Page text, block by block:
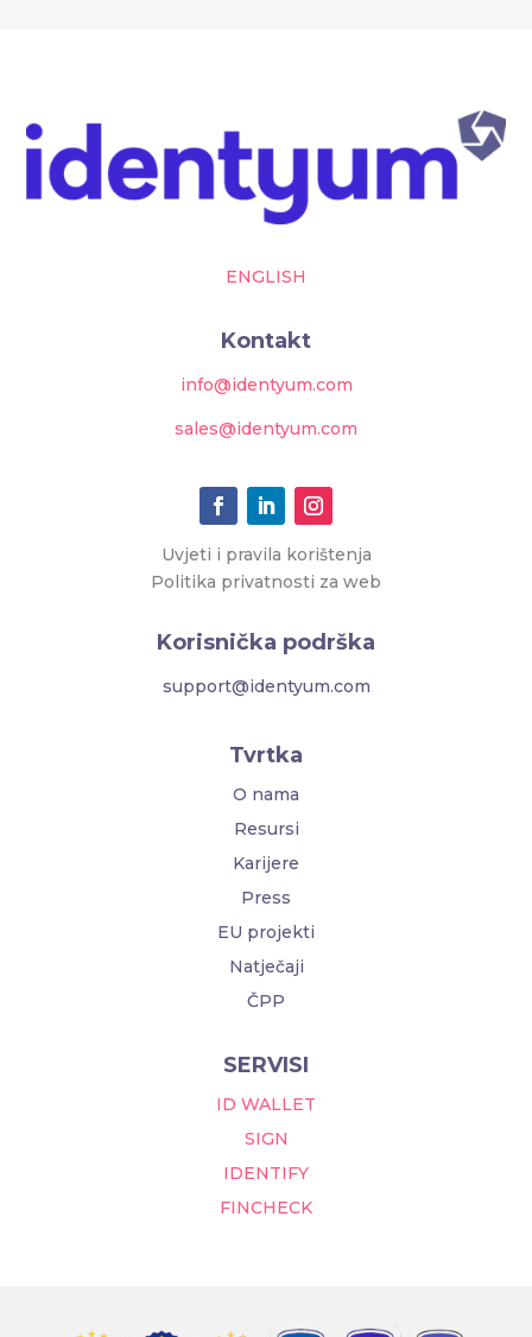
ENGLISH
Kontakt
info@identyum.com
sales@identyum.com
Uvjeti i pravila korištenja
Politika privatnosti za web
Korisnička podrška
support@identyum.com
Tvrtka
O nama
Resursi
Karijere
Press
EU projekti
Natječaji
ČPP
SERVISI
ID WALLET
SIGN
IDENTIFY
FINCHECK